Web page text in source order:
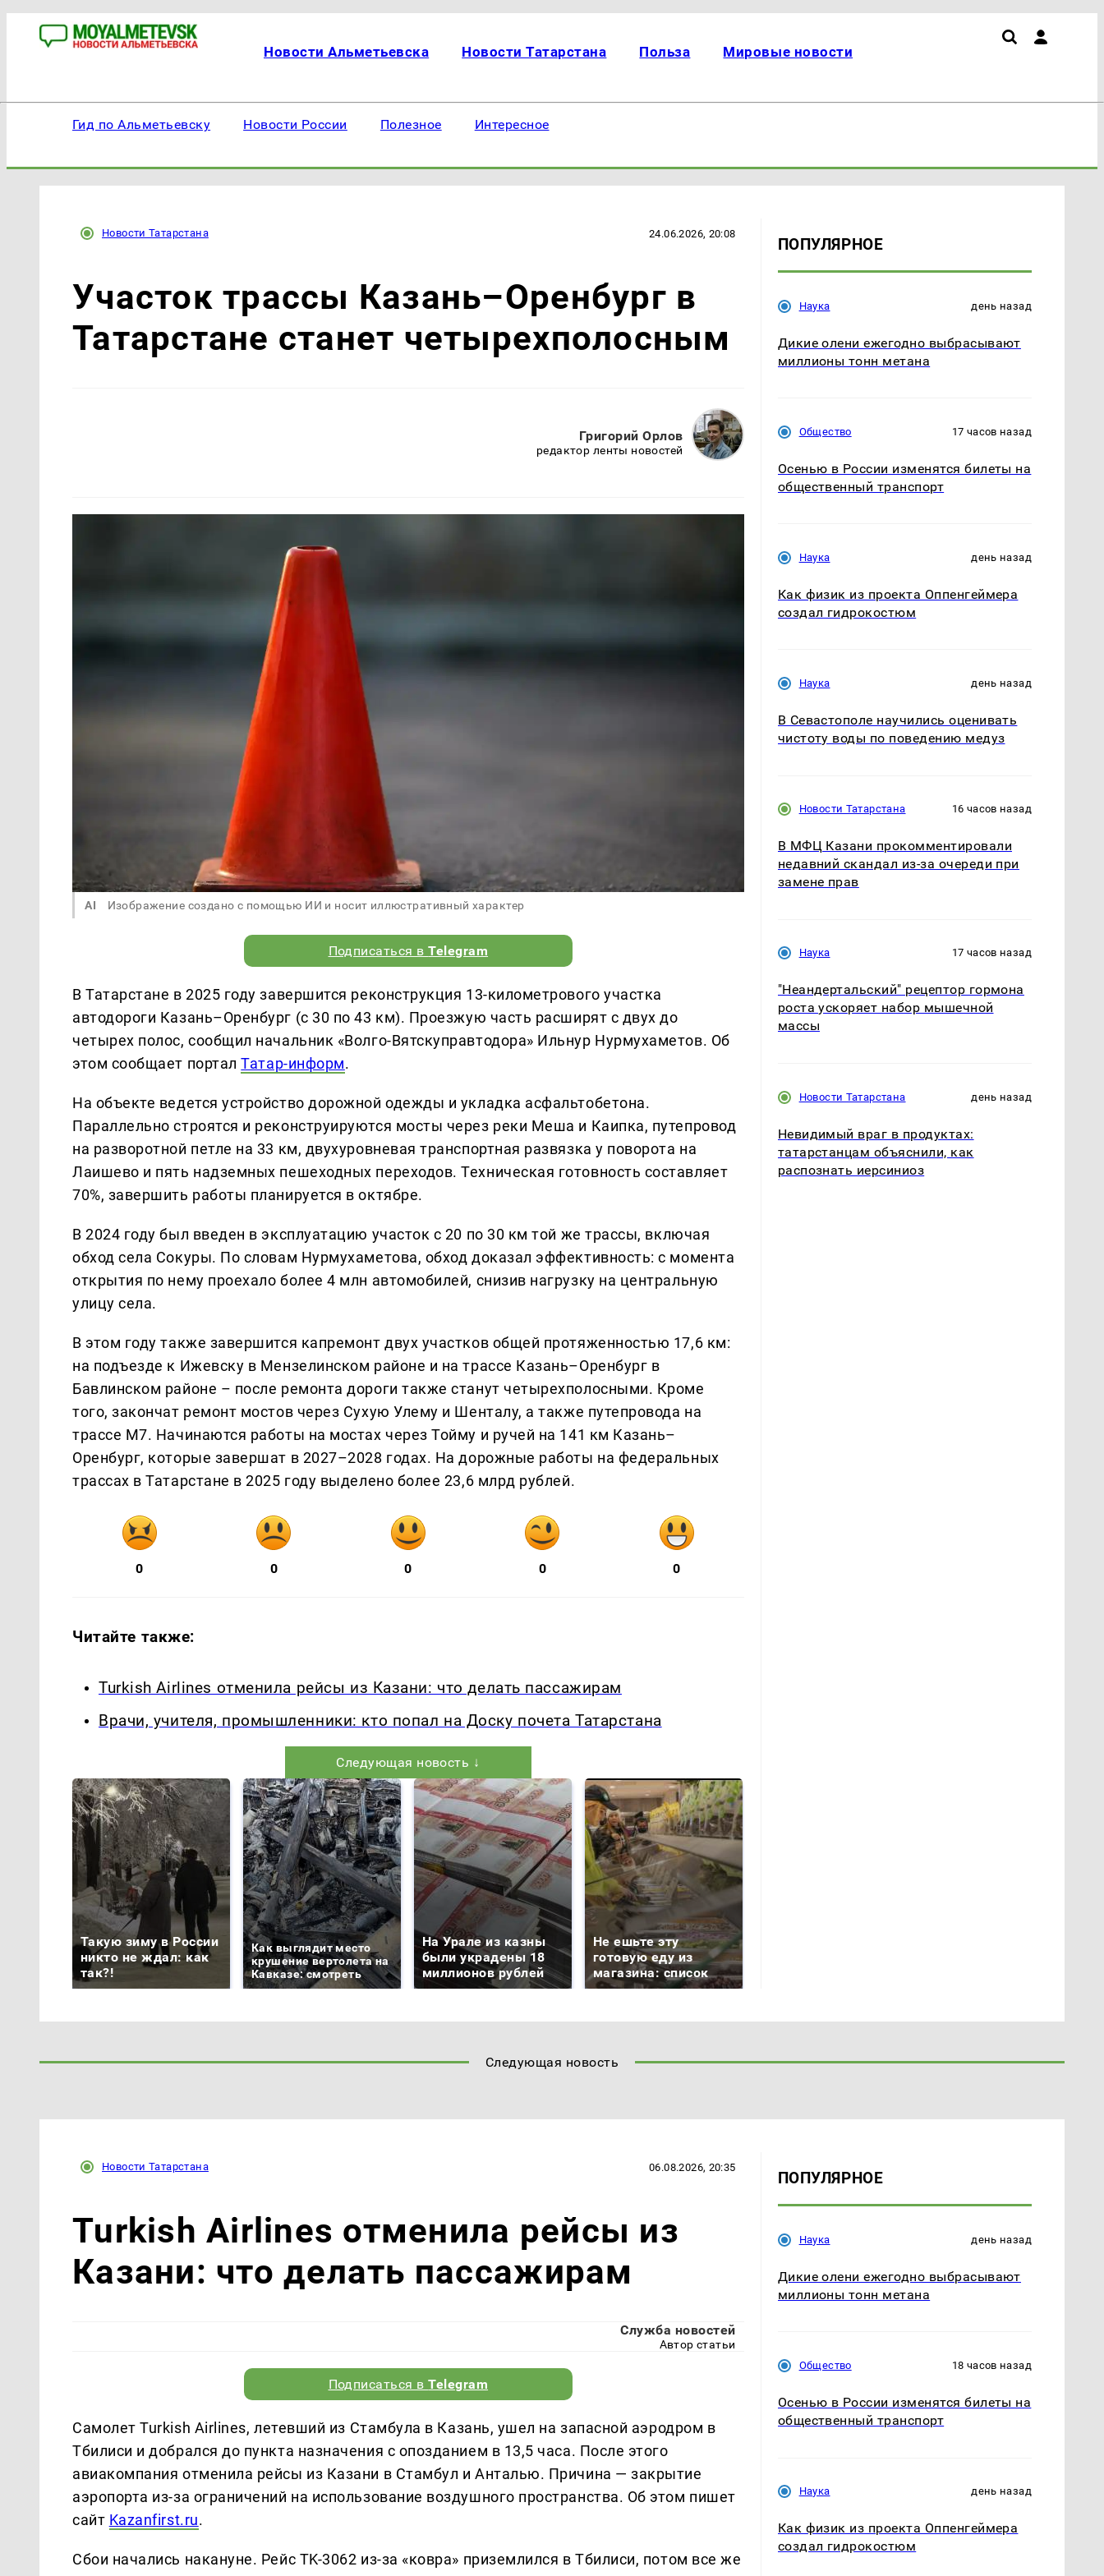
Новости Альметьевска Новости Татарстана Польза Мировые новости
Гид по Альметьевску Новости России Полезное Интересное
Новости Татарстана 24.06.2026, 20:08
Участок трассы Казань–Оренбург в
Татарстане станет четырехполосным
Григорий Орлов
редактор ленты новостей
AI Изображение создано с помощью ИИ и носит иллюстративный характер
Подписаться вTelegram
В Татарстане в 2025 году завершится реконструкция 13-километрового участка
автодороги Казань–Оренбург (с 30 по 43 км). Проезжую часть расширят с двух до
четырех полос, сообщил начальник «Волго-Вятскуправтодора» Ильнур Нурмухаметов. Об
этом сообщает порталТатар-информ.
На объекте ведется устройство дорожной одежды и укладка асфальтобетона.
Параллельно строятся и реконструируются мосты через реки Меша и Каипка, путепровод
на разворотной петле на 33 км, двухуровневая транспортная развязка у поворота на
Лаишево и пять надземных пешеходных переходов. Техническая готовность составляет
70%, завершить работы планируется в октябре.
В 2024 году был введен в эксплуатацию участок с 20 по 30 км той же трассы, включая
обход села Сокуры. По словам Нурмухаметова, обход доказал эффективность: с момента
открытия по нему проехало более 4 млн автомобилей, снизив нагрузку на центральную
улицу села.
В этом году также завершится капремонт двух участков общей протяженностью 17,6 км:
на подъезде к Ижевску в Мензелинском районе и на трассе Казань–Оренбург в
Бавлинском районе – после ремонта дороги также станут четырехполосными. Кроме
того, закончат ремонт мостов через Сухую Улему и Шенталу, а также путепровода на
трассе М7. Начинаются работы на мостах через Тойму и ручей на 141 км Казань–
Оренбург, которые завершат в 2027–2028 годах. На дорожные работы на федеральных
трассах в Татарстане в 2025 году выделено более 23,6 млрд рублей.
0 0 0 0 0
Читайте также:
Turkish Airlines отменила рейсы из Казани: что делать пассажирам
Врачи, учителя, промышленники: кто попал на Доску почета Татарстана
Следующая новость ↓
Такую зиму в России
никто не ждал: как
так?!
Как выглядит место
крушение вертолета на
Кавказе: смотреть
На Урале из казны
были украдены 18
миллионов рублей
Не ешьте эту
готовую еду из
магазина: список
ПОПУЛЯРНОЕ
Наука день назад
Дикие олени ежегодно выбрасывают
миллионы тонн метана
Общество 17 часов назад
Осенью в России изменятся билеты на
общественный транспорт
Наука день назад
Как физик из проекта Оппенгеймера
создал гидрокостюм
Наука день назад
В Севастополе научились оценивать
чистоту воды по поведению медуз
Новости Татарстана 16 часов назад
В МФЦ Казани прокомментировали
недавний скандал из-за очереди при
замене прав
Наука 17 часов назад
"Неандертальский" рецептор гормона
роста ускоряет набор мышечной
массы
Новости Татарстана день назад
Невидимый враг в продуктах:
татарстанцам объяснили, как
распознать иерсиниоз
Следующая новость
Новости Татарстана 06.08.2026, 20:35
Turkish Airlines отменила рейсы из
Казани: что делать пассажирам
Служба новостей
Автор статьи
Подписаться вTelegram
Самолет Turkish Airlines, летевший из Стамбула в Казань, ушел на запасной аэродром в
Тбилиси и добрался до пункта назначения с опозданием в 13,5 часа. После этого
авиакомпания отменила рейсы из Казани в Стамбул и Анталью. Причина — закрытие
аэропорта из-за ограничений на использование воздушного пространства. Об этом пишет
сайт Kazanfirst.ru.
Сбои начались накануне. Рейс TK-3062 из-за «ковра» приземлился в Тбилиси, потом все же
ПОПУЛЯРНОЕ
Наука день назад
Дикие олени ежегодно выбрасывают
миллионы тонн метана
Общество 18 часов назад
Осенью в России изменятся билеты на
общественный транспорт
Наука день назад
Как физик из проекта Оппенгеймера
создал гидрокостюм